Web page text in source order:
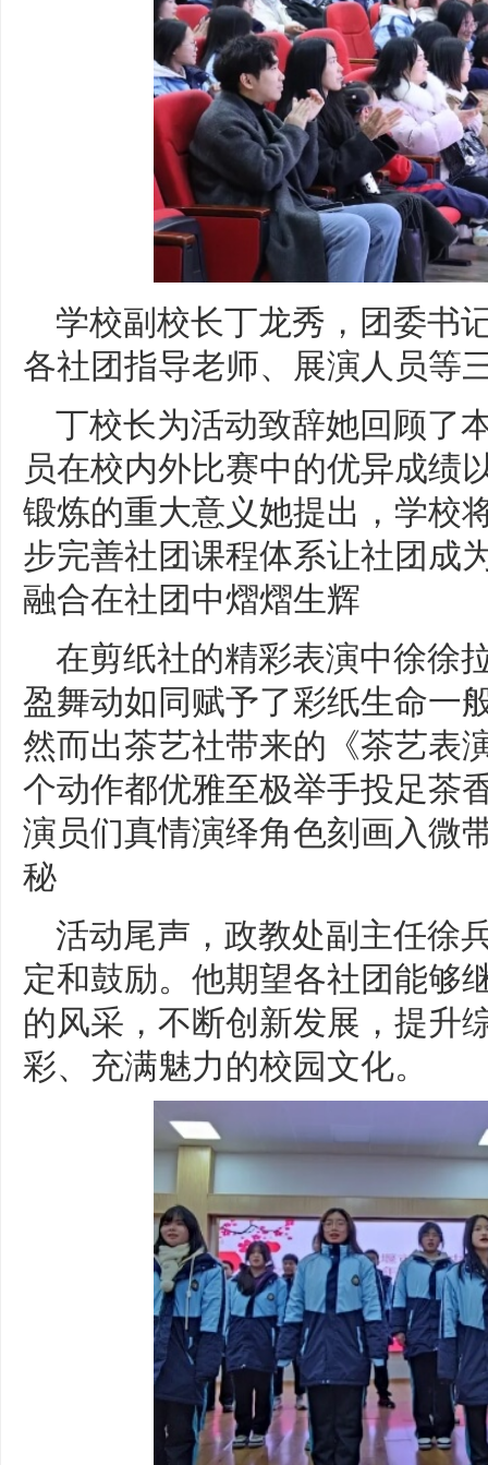
学校副校长丁龙秀，团委书
各社团指导老师、展演人员等
丁校长为活动致辞她回顾了
员在校内外比赛中的优异成绩
锻炼的重大意义她提出，学校
步完善社团课程体系让社团成
融合在社团中熠熠生辉
在剪纸社的精彩表演中徐徐
盈舞动如同赋予了彩纸生命一
然而出茶艺社带来的《茶艺表
个动作都优雅至极举手投足茶
演员们真情演绎角色刻画入微
秘
活动尾声，政教处副主任徐
定和鼓励。他期望各社团能够
的风采，不断创新发展，提升
彩、充满魅力的校园文化。